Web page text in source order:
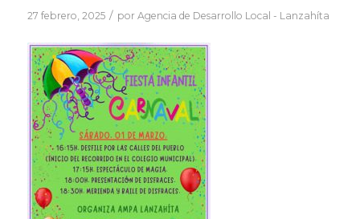
27 febrero, 2025 / por Agencia de Desarrollo Local - Lanzahíta